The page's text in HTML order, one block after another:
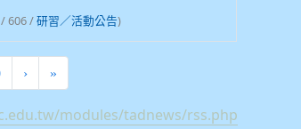
/ 606 / 研習／活動公告)
› »
modules/tadnews/rss.php